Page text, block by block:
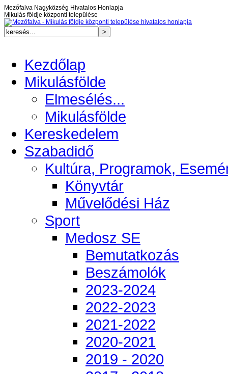
Mezőfalva Nagyközség Hivatalos Honlapja
Mikulás földje központi települése
Kezdőlap
Mikulásfölde
Elmesélés...
Mikulásfölde
Kereskedelem
Szabadidő
Kultúra, Programok,
Könyvtár
Művelődési Ház
Sport
Medosz SE
Bemutatkozás
Beszámolók
2023-2024
2022-2023
2021-2022
2020-2021
2019 - 2020